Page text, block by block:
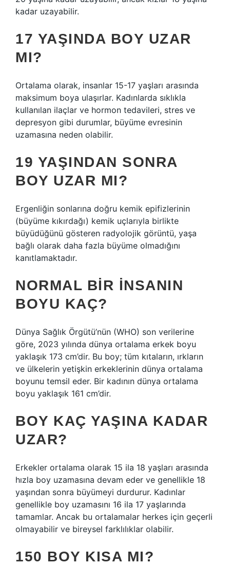
kadar uzayabilir.
17 YAŞINDA BOY UZAR
MI?
Ortalama olarak, insanlar 15-17 yaşları arasında
maksimum boya ulaşırlar. Kadınlarda sıklıkla
kullanılan ilaçlar ve hormon tedavileri, stres ve
depresyon gibi durumlar, büyüme evresinin
uzamasına neden olabilir.
19 YAŞINDAN SONRA
BOY UZAR MI?
Ergenliğin sonlarına doğru kemik epifizlerinin
(büyüme kıkırdağı) kemik uçlarıyla birlikte
büyüdüğünü gösteren radyolojik görüntü, yaşa
bağlı olarak daha fazla büyüme olmadığını
kanıtlamaktadır.
NORMAL BIR INSANIN
BOYU KAÇ?
Dünya Sağlık Örgütü’nün (WHO) son verilerine
göre, 2023 yılında dünya ortalama erkek boyu
yaklaşık 173 cm’dir. Bu boy; tüm kıtaların, ırkların
ve ülkelerin yetişkin erkeklerinin dünya ortalama
boyunu temsil eder. Bir kadının dünya ortalama
boyu yaklaşık 161 cm’dir.
BOY KAÇ YAŞINA KADAR
UZAR?
Erkekler ortalama olarak 15 ila 18 yaşları arasında
hızla boy uzamasına devam eder ve genellikle 18
yaşından sonra büyümeyi durdurur. Kadınlar
genellikle boy uzamasını 16 ila 17 yaşlarında
tamamlar. Ancak bu ortalamalar herkes için geçerli
olmayabilir ve bireysel farklılıklar olabilir.
150 BOY KISA MI?